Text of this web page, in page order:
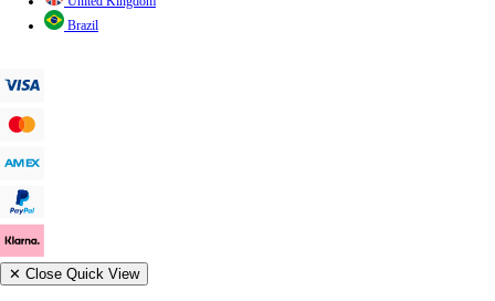
Brazil
✕ Close Quick View